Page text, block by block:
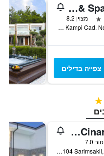
Adrina Termal Health & Spa Hotel
מצוין 8.2
Iskele Mah.Orman Kampi Cad. No:2 Edremit, גורה, טורקיה
צפייה בדילים
Ayvalik Cinar Hotel
טוב 7.0
Ilkkursun Mah. Ataturk Bulvari No:104 Sarimsakli, Sarimşakli, טורקיה